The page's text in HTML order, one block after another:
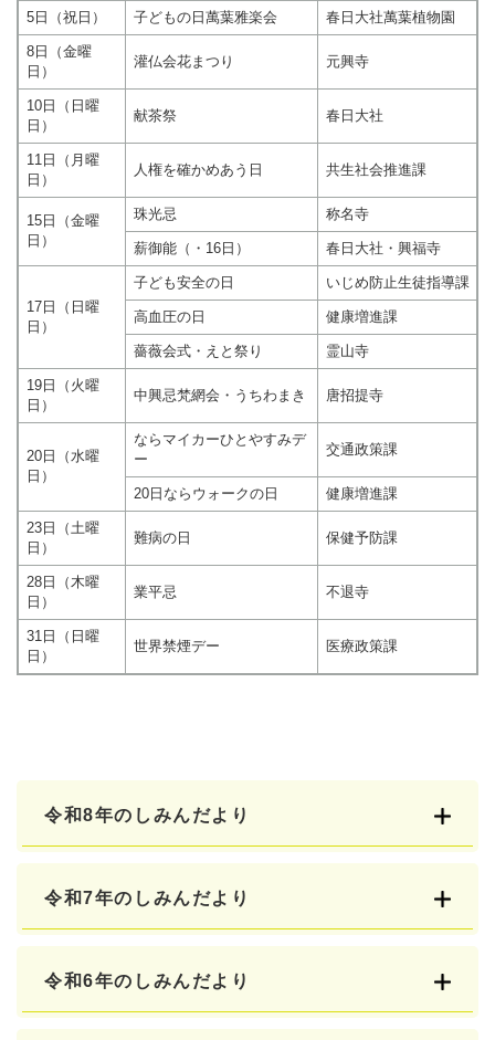
5日（祝日） 子どもの日萬葉雅楽会 春日大社萬葉植物園
8日（金曜
日）
灌仏会花まつり 元興寺
10日（日曜
日）
献茶祭 春日大社
11日（月曜
日）
人権を確かめあう日 共生社会推進課
15日（金曜
日）
珠光忌 称名寺
薪御能（・16日） 春日大社・興福寺
17日（日曜
日）
子ども安全の日 いじめ防止生徒指導課
高血圧の日 健康増進課
薔薇会式・えと祭り 霊山寺
19日（火曜
日）
中興忌梵網会・うちわまき 唐招提寺
20日（水曜
日）
ならマイカーひとやすみデ
ー
交通政策課
20日ならウォークの日 健康増進課
23日（土曜
日）
難病の日 保健予防課
28日（木曜
日）
業平忌 不退寺
31日（日曜
日）
世界禁煙デー 医療政策課
令和8年のしみんだより
令和7年のしみんだより
令和6年のしみんだより